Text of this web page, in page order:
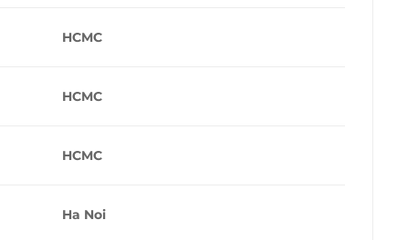
HCMC
HCMC
HCMC
Ha Noi